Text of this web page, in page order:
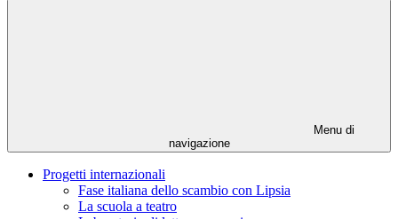
Menu di
navigazione
Progetti internazionali
Fase italiana dello scambio con Lipsia
La scuola a teatro